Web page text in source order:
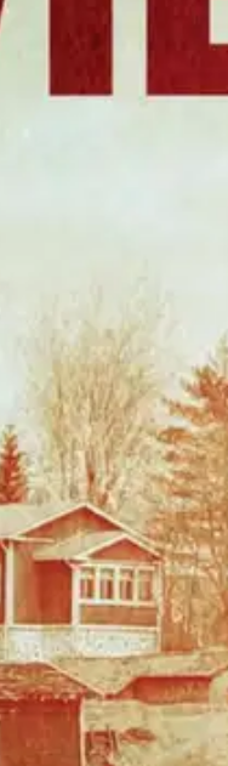
Postin
värittämä
Matka-Baarin
ihmettelevät.Pian
lähtee liikkeelle
ihastusta